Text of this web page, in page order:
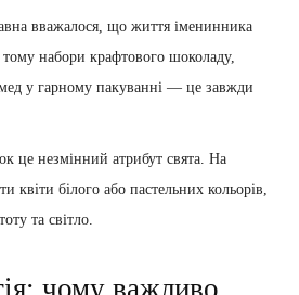
вважалося, що життя іменинника
набори крафтового шоколаду,
у гарному пакуванні — це завжди
це незмінний атрибут свята. На
квіти білого або пастельних кольорів,
та світло.